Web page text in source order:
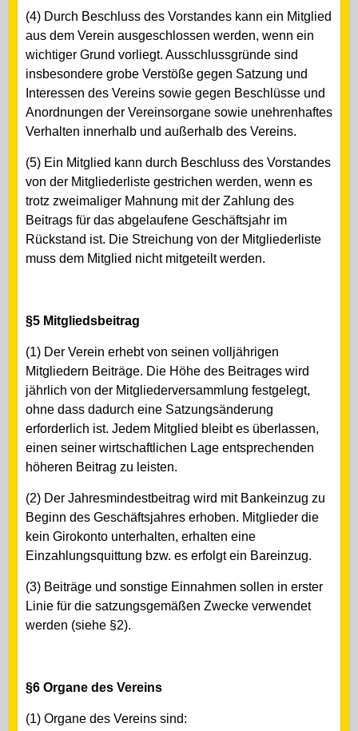
(4) Durch Beschluss des Vorstandes kann ein Mitglied
aus dem Verein ausgeschlossen werden, wenn ein
wichtiger Grund vorliegt. Ausschlussgründe sind
insbesondere grobe Verstöße gegen Satzung und
Interessen des Vereins sowie gegen Beschlüsse und
Anordnungen der Vereinsorgane sowie unehrenhaftes
Verhalten innerhalb und außerhalb des Vereins.
(5) Ein Mitglied kann durch Beschluss des Vorstandes
von der Mitgliederliste gestrichen werden, wenn es
trotz zweimaliger Mahnung mit der Zahlung des
Beitrags für das abgelaufene Geschäftsjahr im
Rückstand ist. Die Streichung von der Mitgliederliste
muss dem Mitglied nicht mitgeteilt werden.
§5 Mitgliedsbeitrag
(1) Der Verein erhebt von seinen volljährigen
Mitgliedern Beiträge. Die Höhe des Beitrages wird
jährlich von der Mitgliederversammlung festgelegt,
ohne dass dadurch eine Satzungsänderung
erforderlich ist. Jedem Mitglied bleibt es überlassen,
einen seiner wirtschaftlichen Lage entsprechenden
höheren Beitrag zu leisten.
(2) Der Jahresmindestbeitrag wird mit Bankeinzug zu
Beginn des Geschäftsjahres erhoben. Mitglieder die
kein Girokonto unterhalten, erhalten eine
Einzahlungsquittung bzw. es erfolgt ein Bareinzug.
(3) Beiträge und sonstige Einnahmen sollen in erster
Linie für die satzungsgemäßen Zwecke verwendet
werden (siehe §2).
§6 Organe des Vereins
(1) Organe des Vereins sind: